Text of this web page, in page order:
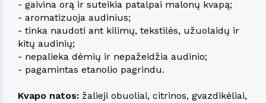
- gaivina orą ir suteikia patalpai malonų kvapą;
- aromatizuoja audinius;
- tinka naudoti ant kilimų, tekstilės, užuolaidų ir
kitų audinių;
- nepalieka dėmių ir nepažeidžia audinio;
- pagamintas etanolio pagrindu.
Kvapo natos: žalieji obuoliai, citrinos, gvazdikėliai,